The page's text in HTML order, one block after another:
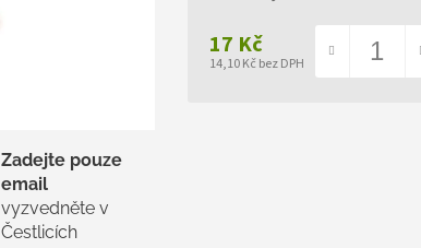
Zadejte pouze
email
vyzvedněte v
Čestlicích
17 Kč
14,10 Kč bez DPH